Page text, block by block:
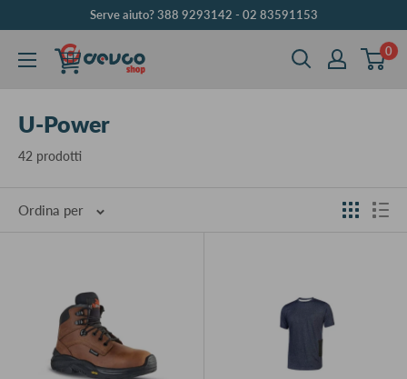
contenuto
Serve aiuto? 388 9293142 - 02 83591153
DEVCOshop 0
U-Power
42 prodotti
Ordina per